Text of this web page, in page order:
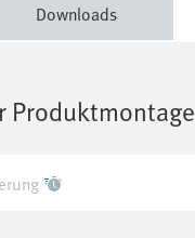
Downloads
Produktmontage